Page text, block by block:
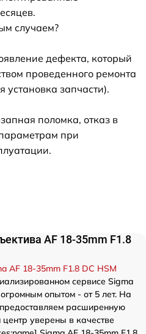
случаем?
дефекта, который
проведенного ремонта
запчасти).
поломка, отказ в
при
AF 18-35mm F1.8
AF 18-35mm F1.8 DC HSM
сервисе Sigma
опытом - от 5 лет. На
расширенную
уверены в качестве